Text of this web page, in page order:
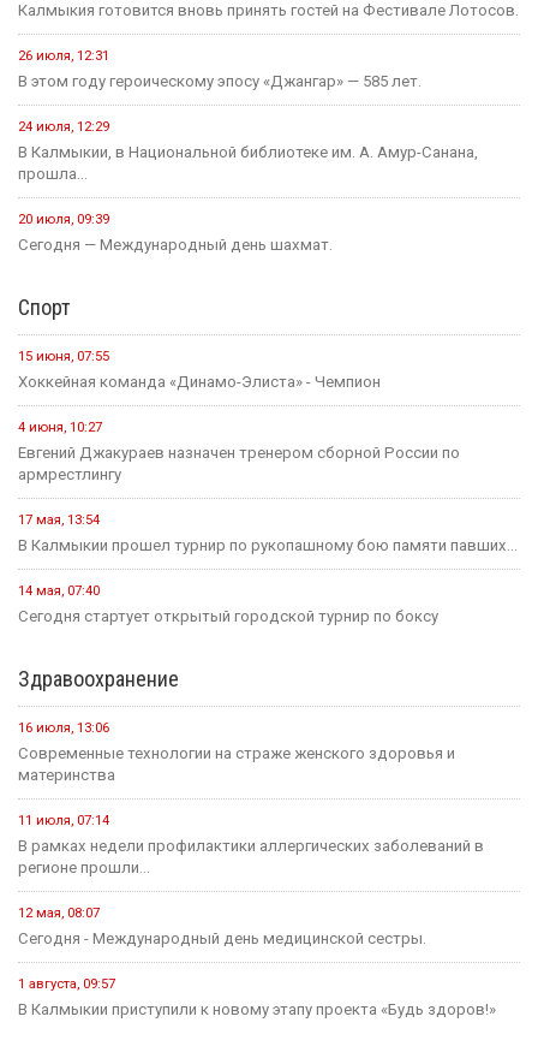
Калмыкия готовится вновь принять гостей на Фестивале Лотосов.
26 июля, 12:31
В этом году героическому эпосу «Джангар» — 585 лет.
24 июля, 12:29
В Калмыкии, в Национальной библиотеке им. А. Амур-Санана,
прошла...
20 июля, 09:39
Сегодня — Международный день шахмат.
Спорт
15 июня, 07:55
Хоккейная команда «Динамо-Элиста» - Чемпион
4 июня, 10:27
Евгений Джакураев назначен тренером сборной России по
армрестлингу
17 мая, 13:54
В Калмыкии прошел турнир по рукопашному бою памяти павших...
14 мая, 07:40
Сегодня стартует открытый городской турнир по боксу
Здравоохранение
16 июля, 13:06
Современные технологии на страже женского здоровья и
материнства
11 июля, 07:14
В рамках недели профилактики аллергических заболеваний в
регионе прошли...
12 мая, 08:07
Сегодня - Международный день медицинской сестры.
1 августа, 09:57
В Калмыкии приступили к новому этапу проекта «Будь здоров!»